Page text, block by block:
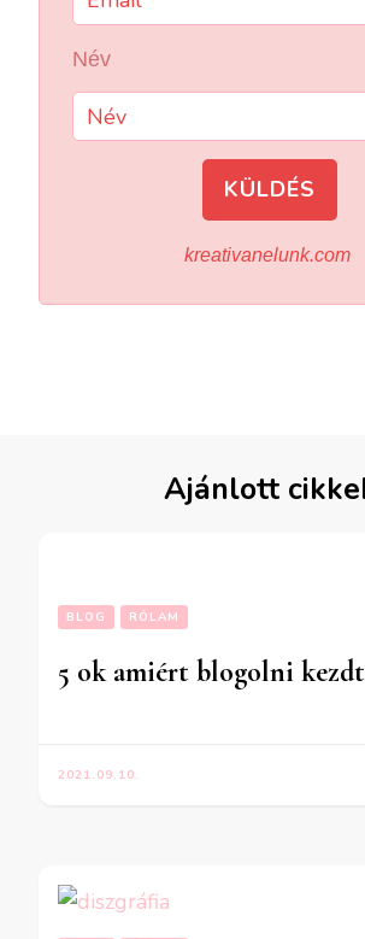
Név
KÜLDÉS
kreativanelunk.com
Ajánlott
BLOG RÓLAM
5 ok amiért blogolni
2021.09.10.